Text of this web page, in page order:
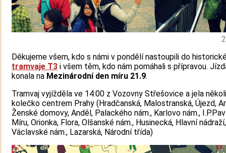
Děkujeme všem, kdo s námi v pondělí nastoupili do
tramvaje T3 i všem těm, kdo nám pomáhali s přípravou.
konala na Mezinárodní den míru 21.9.
Tramvaj vyjížděla ve 14:00 z Vozovny Střešovice a jela
kolečko centrem Prahy (Hradčanská, Malostranská, Újezd,
Ženské domovy, Anděl, Palackého nám., Karlovo nám.,
Míru, Orionka, Flora, Olšanské nám., Husinecká, Hlavní
Václavské nám., Lazarská, Národní třída)